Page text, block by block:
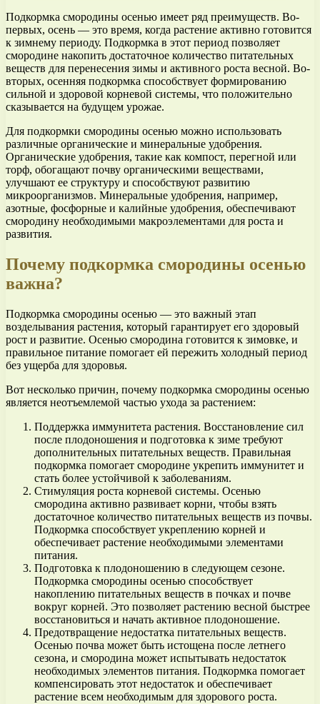
Подкормка смородины осенью имеет ряд преимуществ. Во-
первых, осень — это время, когда растение активно готовится
к зимнему периоду. Подкормка в этот период позволяет
смородине накопить достаточное количество питательных
веществ для перенесения зимы и активного роста весной. Во-
вторых, осенняя подкормка способствует формированию
сильной и здоровой корневой системы, что положительно
сказывается на будущем урожае.
Для подкормки смородины осенью можно использовать
различные органические и минеральные удобрения.
Органические удобрения, такие как компост, перегной или
торф, обогащают почву органическими веществами,
улучшают ее структуру и способствуют развитию
микроорганизмов. Минеральные удобрения, например,
азотные, фосфорные и калийные удобрения, обеспечивают
смородину необходимыми макроэлементами для роста и
развития.
Почему подкормка смородины осенью
важна?
Подкормка смородины осенью — это важный этап
возделывания растения, который гарантирует его здоровый
рост и развитие. Осенью смородина готовится к зимовке, и
правильное питание помогает ей пережить холодный период
без ущерба для здоровья.
Вот несколько причин, почему подкормка смородины осенью
является неотъемлемой частью ухода за растением:
Поддержка иммунитета растения. Восстановление сил
после плодоношения и подготовка к зиме требуют
дополнительных питательных веществ. Правильная
подкормка помогает смородине укрепить иммунитет и
стать более устойчивой к заболеваниям.
Стимуляция роста корневой системы. Осенью
смородина активно развивает корни, чтобы взять
достаточное количество питательных веществ из почвы.
Подкормка способствует укреплению корней и
обеспечивает растение необходимыми элементами
питания.
Подготовка к плодоношению в следующем сезоне.
Подкормка смородины осенью способствует
накоплению питательных веществ в почках и почве
вокруг корней. Это позволяет растению весной быстрее
восстановиться и начать активное плодоношение.
Предотвращение недостатка питательных веществ.
Осенью почва может быть истощена после летнего
сезона, и смородина может испытывать недостаток
необходимых элементов питания. Подкормка помогает
компенсировать этот недостаток и обеспечивает
растение всем необходимым для здорового роста.